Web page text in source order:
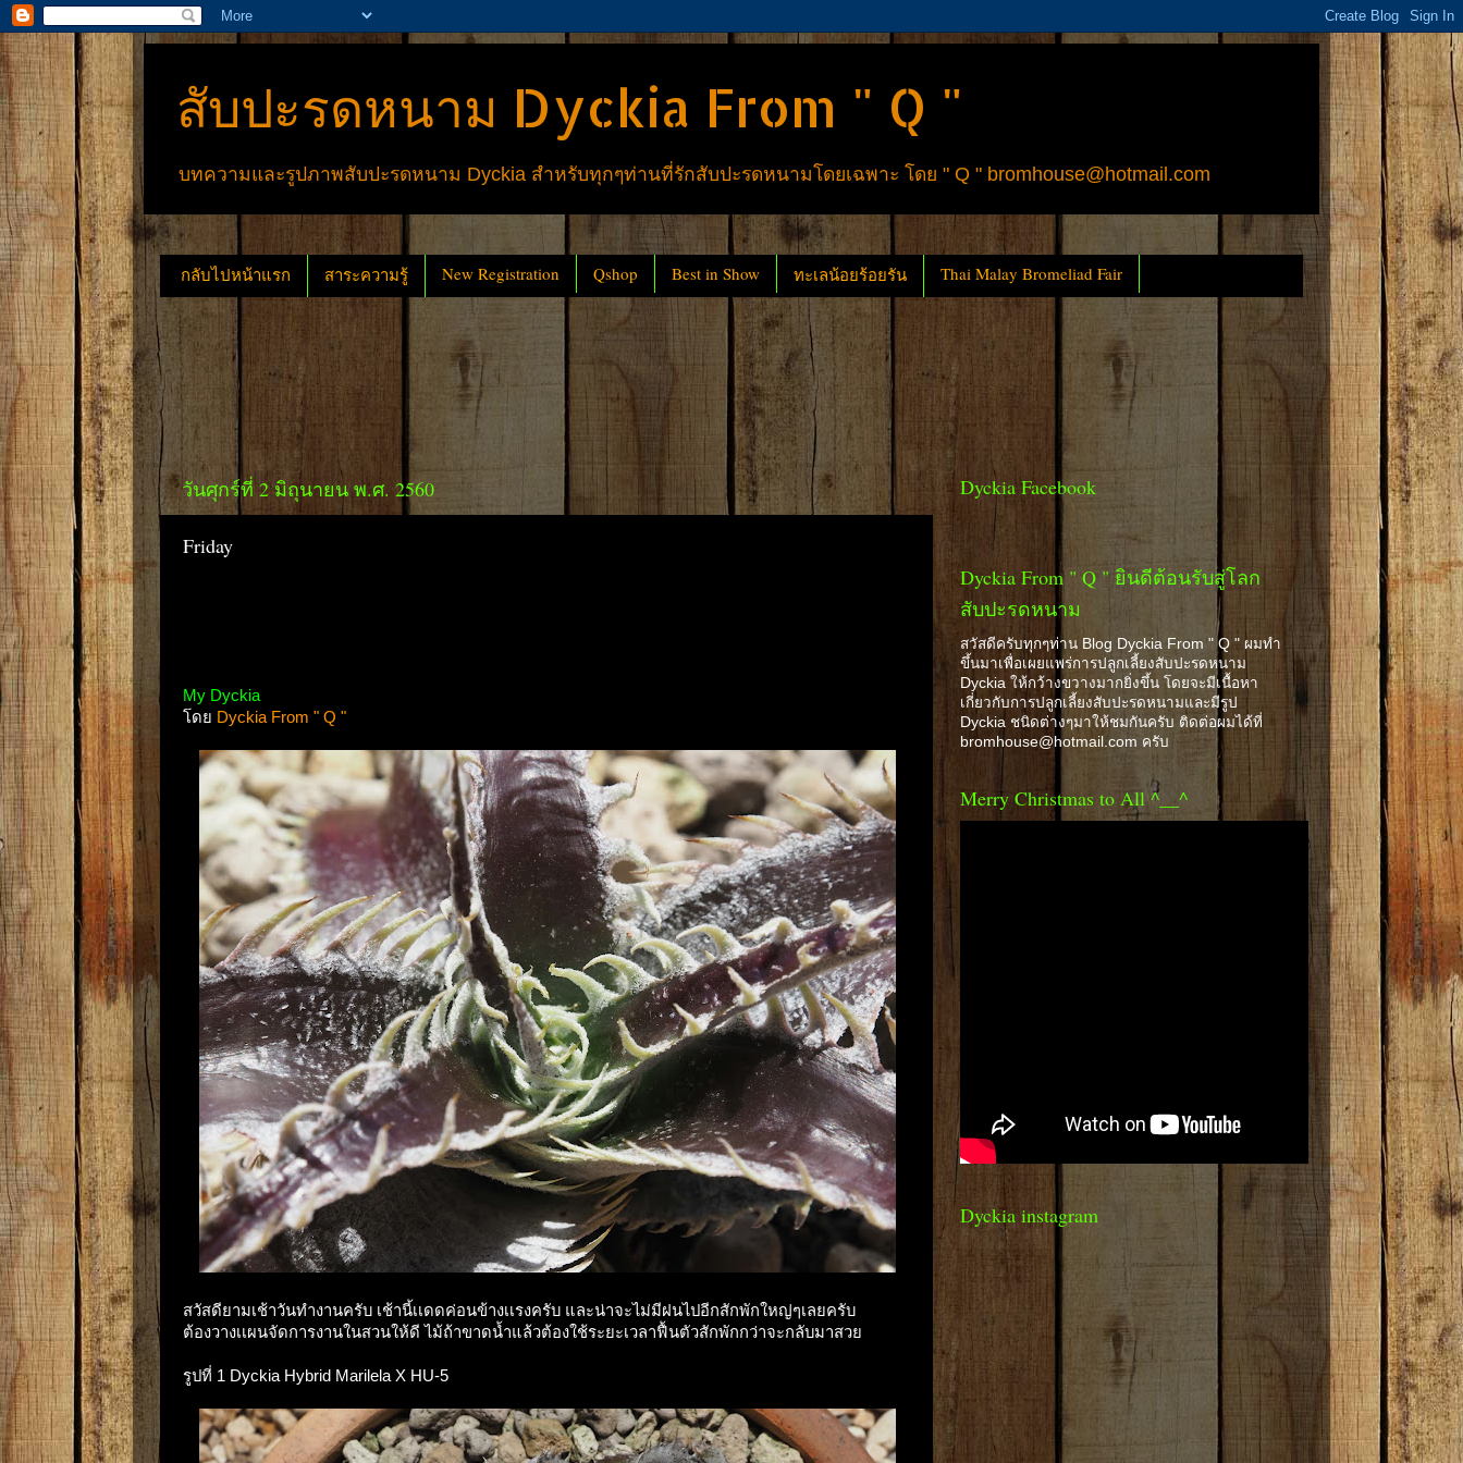
สับปะรดหนาม Dyckia From " Q "
บทความและรูปภาพสับปะรดหนาม Dyckia สำหรับทุกๆท่านที่รักสับปะรดหนามโดยเฉพาะ โดย " Q " bromhouse@hotmail.com
กลับไปหน้าแรก สาระความรู้ New Registration Qshop Best in Show ทะเลน้อยร้อยรัน Thai Malay Bromeliad Fair
วันศุกร์ที่ 2 มิถุนายน พ.ศ. 2560
Friday
My Dyckia
โดย Dyckia From " Q "
สวัสดียามเช้าวันทำงานครับ เช้านี้เเดดค่อนข้างเเรงครับ และน่าจะไม่มีฝนไปอีกสักพักใหญ่ๆเลยครับ
ต้องวางเเผนจัดการงานในสวนให้ดี ไม้ถ้าขาดน้ำแล้วต้องใช้ระยะเวลาฟื้นตัวสักพักกว่าจะกลับมาสวย
รูปที่ 1 Dyckia Hybrid Marilela X HU-5
Dyckia Facebook
Dyckia From " Q " ยินดีต้อนรับสู่โลก
สับปะรดหนาม
สวัสดีครับทุกๆท่าน Blog Dyckia From " Q " ผมทำ
ขึ้นมาเพื่อเผยแพร่การปลูกเลี้ยงสับปะรดหนาม
Dyckia ให้กว้างขวางมากยิ่งขึ้น โดยจะมีเนื้อหา
เกี่ยวกับการปลูกเลี้ยงสับปะรดหนามและมีรูป
Dyckia ชนิดต่างๆมาให้ชมกันครับ ติดต่อผมได้ที่
bromhouse@hotmail.com ครับ
Merry Christmas to All ^__^
Dyckia instagram